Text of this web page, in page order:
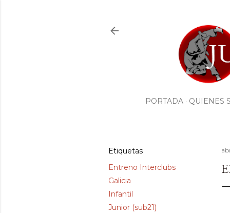
PORTADA QUIENES
Etiquetas
Entreno Interclubs
Galicia
Infantil
Junior (sub21)